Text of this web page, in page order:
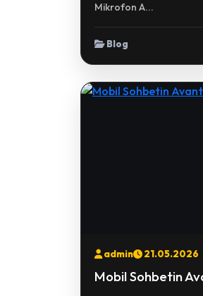
Mikrofon A...
Blog
admin 21.05.2026
Mobil Sohbetin